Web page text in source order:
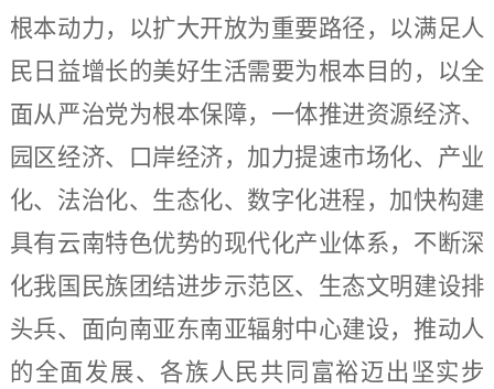
根本动力，以扩大开放为重要路径，以满足人
民日益增长的美好生活需要为根本目的，以全
面从严治党为根本保障，一体推进资源经济、
园区经济、口岸经济，加力提速市场化、产业
化、法治化、生态化、数字化进程，加快构建
具有云南特色优势的现代化产业体系，不断深
化我国民族团结进步示范区、生态文明建设排
头兵、面向南亚东南亚辐射中心建设，推动人
的全面发展、各族人民共同富裕迈出坚实步